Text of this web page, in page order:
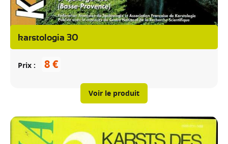
karstologia 30
Prix 8 €
Voir le produit